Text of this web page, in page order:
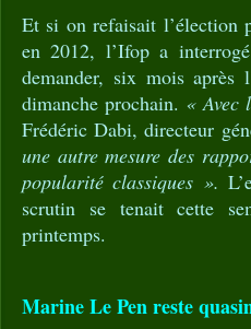
Et si on refaisait l’élection
en 2012, l’Ifop a
demander, six mois
dimanche prochain. « Avec
Frédéric Dabi, directeur
une autre mesure des
popularité classiques ».
scrutin se tenait cette
printemps.
Marine Le Pen reste